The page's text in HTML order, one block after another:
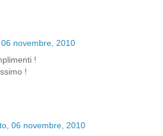
novembre, 2010
!
!
06 novembre, 2010